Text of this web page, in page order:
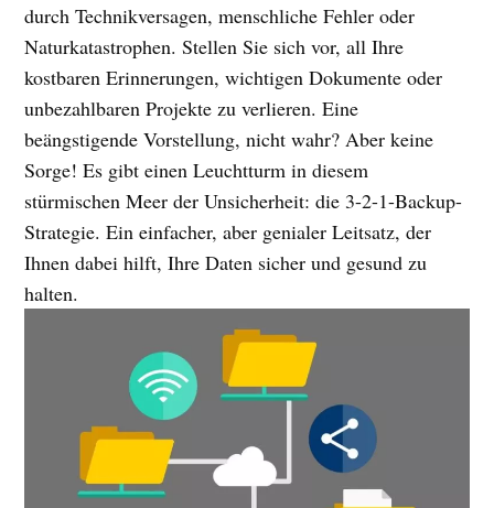
durch Technikversagen, menschliche Fehler oder
Naturkatastrophen. Stellen Sie sich vor, all Ihre
kostbaren Erinnerungen, wichtigen Dokumente oder
unbezahlbaren Projekte zu verlieren. Eine
beängstigende Vorstellung, nicht wahr? Aber keine
Sorge! Es gibt einen Leuchtturm in diesem
stürmischen Meer der Unsicherheit: die 3-2-1-Backup-
Strategie. Ein einfacher, aber genialer Leitsatz, der
Ihnen dabei hilft, Ihre Daten sicher und gesund zu
halten.